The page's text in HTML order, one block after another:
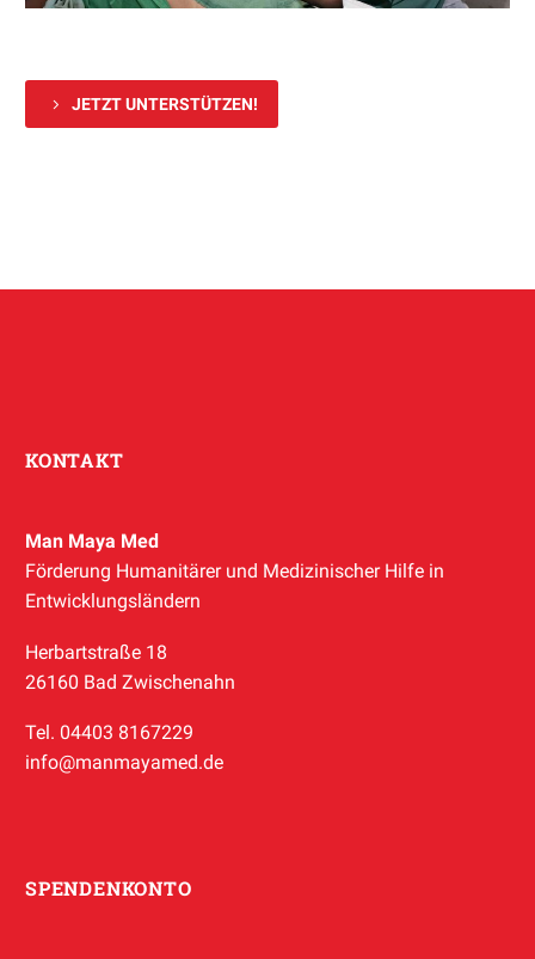
5 JETZT UNTERSTÜTZEN!
KONTAKT
Man Maya Med
Förderung Humanitärer und Medizinischer Hilfe in
Entwicklungsländern
Herbartstraße 18
26160 Bad Zwischenahn
Tel. 04403 8167229
info@manmayamed.de
SPENDENKONTO